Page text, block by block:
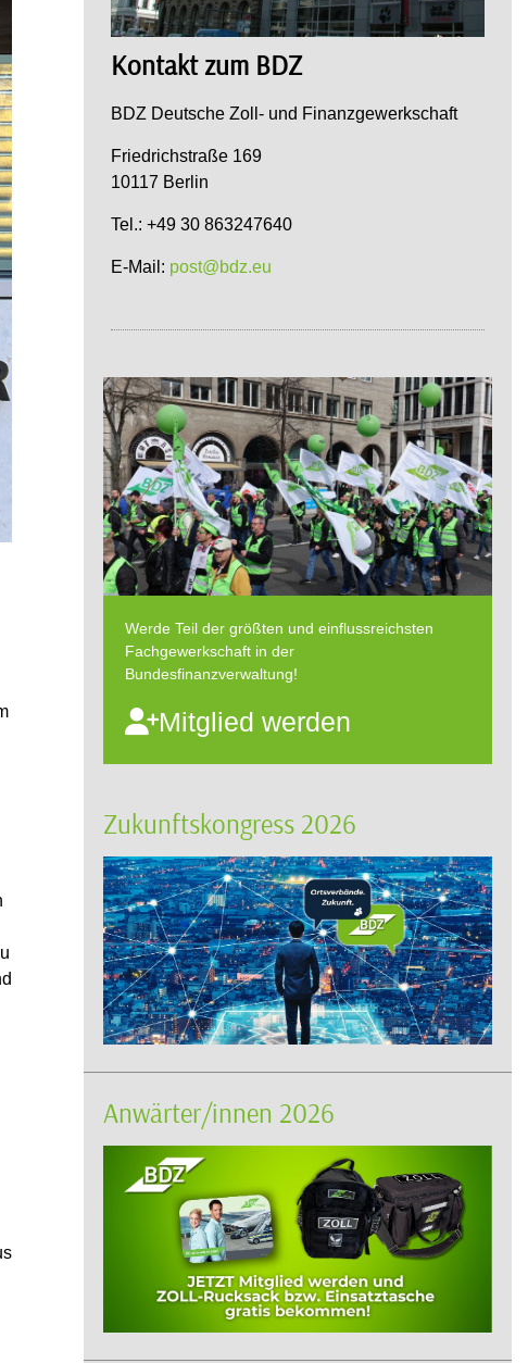
Kontakt zum BDZ
BDZ Deutsche Zoll- und Finanzgewerkschaft
Friedrichstraße 169
10117 Berlin
Tel.: +49 30 863247640
E-Mail: post@bdz.eu
Werde Teil der größten und einflussreichsten
Fachgewerkschaft in der
Bundesfinanzverwaltung!
Mitglied werden
Zukunftskongress 2026
Anwärter/innen 2026